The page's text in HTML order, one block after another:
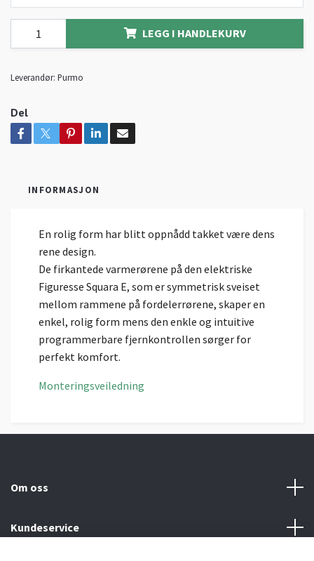
LEGG I HANDLEKURV
Leverandør: Purmo
Del
INFORMASJON
En rolig form har blitt oppnådd takket være dens
rene design.
De firkantede varmerørene på den elektriske
Figuresse Squara E, som er symmetrisk sveiset
mellom rammene på fordelerrørene, skaper en
enkel, rolig form mens den enkle og intuitive
programmerbare fjernkontrollen sørger for
perfekt komfort.
Monteringsveiledning
Om oss
Kundeservice